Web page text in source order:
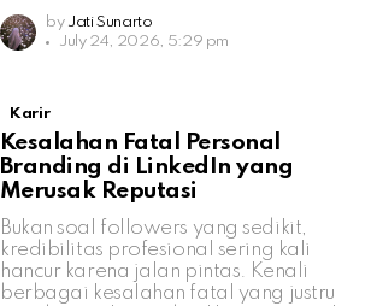
by Jati Sunarto
July 24, 2026, 5:29 pm
Karir
Kesalahan Fatal Personal
Branding di LinkedIn yang
Merusak Reputasi
Bukan soal followers yang sedikit,
kredibilitas profesional sering kali
hancur karena jalan pintas. Kenali
berbagai kesalahan fatal yang justru